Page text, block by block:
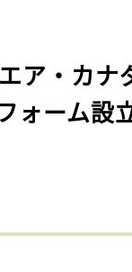
ア・カナ
ォーム設